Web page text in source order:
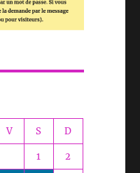
V S D
1 2